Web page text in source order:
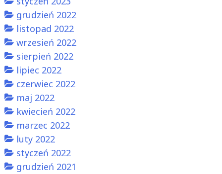
grudzień 2022
listopad 2022
wrzesień 2022
sierpień 2022
lipiec 2022
czerwiec 2022
maj 2022
kwiecień 2022
marzec 2022
luty 2022
styczeń 2022
grudzień 2021